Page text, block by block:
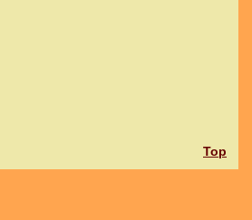
Top